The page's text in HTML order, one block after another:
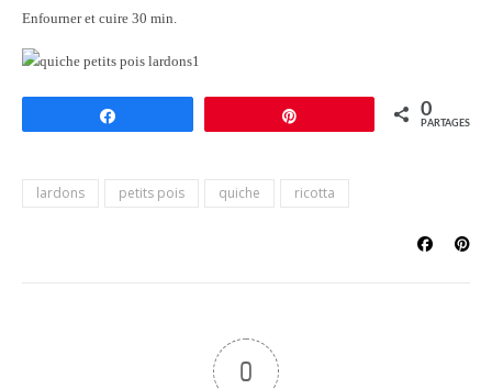
Enfourner et cuire 30 min.
0
PARTAGES
lardons petits pois quiche ricotta
0